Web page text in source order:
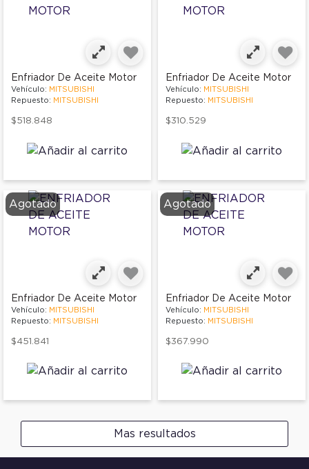
Enfriador De Aceite Motor
Vehículo: MITSUBISHI
Repuesto: MITSUBISHI
$518.848
Enfriador De Aceite Motor
Vehículo: MITSUBISHI
Repuesto: MITSUBISHI
$310.529
Agotado
Enfriador De Aceite Motor
Vehículo: MITSUBISHI
Repuesto: MITSUBISHI
$451.841
Agotado
Enfriador De Aceite Motor
Vehículo: MITSUBISHI
Repuesto: MITSUBISHI
$367.990
Mas resultados